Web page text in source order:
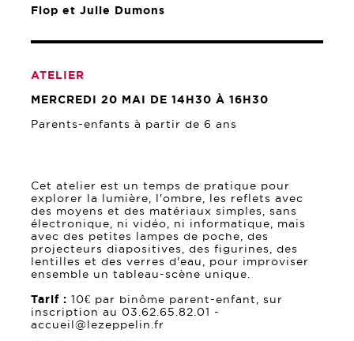
Flop et Julie Dumons
ATELIER
MERCREDI 20 MAI DE 14H30 À 16H30
Parents-enfants à partir de 6 ans
Cet atelier est un temps de pratique pour
explorer la lumière, l'ombre, les reflets avec
des moyens et des matériaux simples, sans
électronique, ni vidéo, ni informatique, mais
avec des petites lampes de poche, des
projecteurs diapositives, des figurines, des
lentilles et des verres d'eau, pour improviser
ensemble un tableau-scène unique.
Tarif : 10€ par binôme parent-enfant, sur
inscription au 03.62.65.82.01 -
accueil@lezeppelin.fr